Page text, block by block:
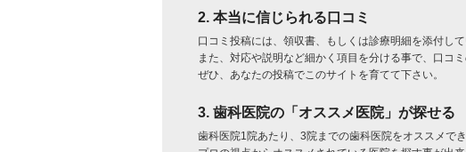
2. 本当に信じられる口コミ
口コミ投稿には、領収書、もしくは診療明細を添付し
また、対応や説明など細かく項目を分ける事で、口コ
ぜひ、あなたの投稿でこのサイトを育てて下さい。
3. 歯科医院の「オススメ医院」が探せる
歯科医院1院あたり、3院までの歯科医院をオススメで